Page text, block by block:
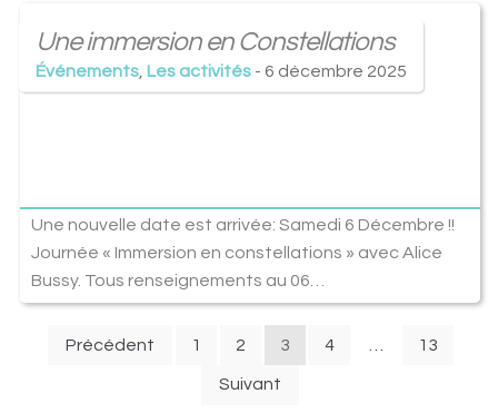
Une immersion en Constellations
Événements, Les activités- 6 décembre 2025
Une nouvelle date est arrivée: Samedi 6 Décembre !!
Journée « Immersion en constellations » avec Alice
Bussy. Tous renseignements au 06…
Pagination
Précédent 1 2 3 4 13
Suivant